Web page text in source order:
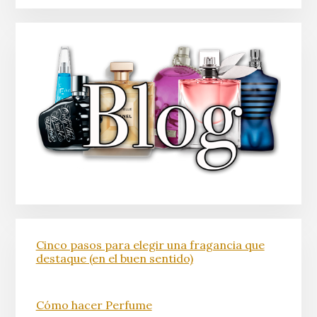
Cinco pasos para elegir una fragancia que
destaque (en el buen sentido)
Cómo hacer Perfume